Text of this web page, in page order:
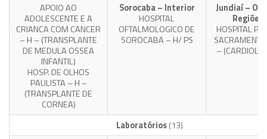
APOIO AO
ADOLESCENTE E A
CRIANCA COM CANCER
– H – (TRANSPLANTE
DE MEDULA OSSEA
INFANTIL)
HOSP. DE OLHOS
PAULISTA – H –
(TRANSPLANTE DE
CORNEA)
Sorocaba – Interior
HOSPITAL
OFTALMOLOGICO DE
SOROCABA – H/ PS
Jundiaí –
Regiões
HOSPITAL
–
Laboratórios(13)